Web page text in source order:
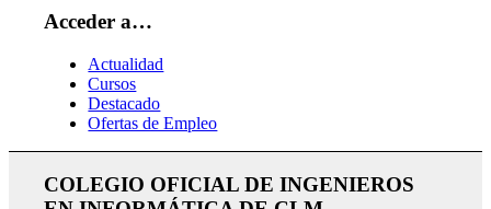
Acceder a…
Actualidad
Cursos
Destacado
Ofertas de Empleo
COLEGIO OFICIAL DE INGENIEROS